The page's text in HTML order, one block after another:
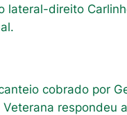
direito
cobrado por
respondeu